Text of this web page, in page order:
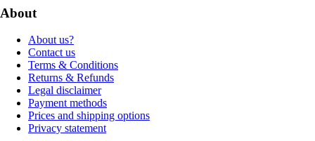
About
About us?
Contact us
Terms & Conditions
Returns & Refunds
Legal disclaimer
Payment methods
Prices and shipping options
Privacy statement